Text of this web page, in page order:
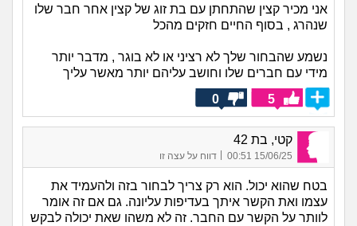
אני מכיר קצין שהתחתן עם בת זוג של קצין אחר חבר שלו
שנהרג , בסוף החיים חזקים מהכל
נשמע שהבחור שלך לא רציני או לא בוגר , מדבר יותר
מידי עם חברים שלו וחושב עליהם יותר מאשר עליך
5
0
קטי, בת 42
15/06/25 00:51 דווח על עצה זו
בטח שהוא יכול. הוא רק צריך לבחור בזה ולהעמיד את
עצמו ואת הקשר איתך בעדיפות עליונה. גם אם זה אומר
לוותר על הקשר עם החבר. זה לא משהו שאת יכולה לבקש